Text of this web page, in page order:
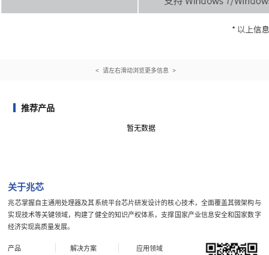
< 请左右滑动浏览更多信息 >
推荐产品
暂无数据
关于兆芯
兆芯掌握自主通用处理器及其系统平台芯片研发设计的核心技术，全面覆盖其微架构与
实现技术等关键领域，构建了健全的知识产权体系，支撑国家产业信息安全和国家数字
经济实现高质量发展。
产品 解决方案 应用领域